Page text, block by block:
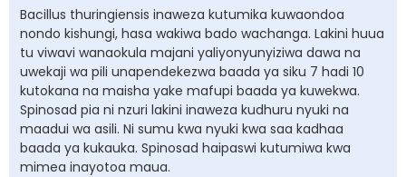
Bacillus thuringiensis inaweza kutumika kuwaondoa
nondo kishungi, hasa wakiwa bado wachanga. Lakini huua
tu viwavi wanaokula majani yaliyonyunyiziwa dawa na
uwekaji wa pili unapendekezwa baada ya siku 7 hadi 10
kutokana na maisha yake mafupi baada ya kuwekwa.
Spinosad pia ni nzuri lakini inaweza kudhuru nyuki na
maadui wa asili. Ni sumu kwa nyuki kwa saa kadhaa
baada ya kukauka. Spinosad haipaswi kutumiwa kwa
mimea inayotoa maua.